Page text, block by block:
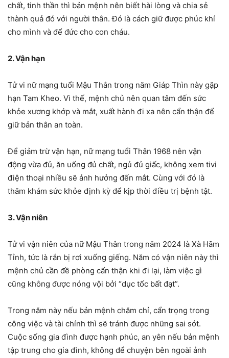
chất, tinh thần thì bản mệnh nên biết hài lòng và chia sẻ
thành quả đó với người thân. Đó là cách giữ được phúc khí
cho mình và để đức cho con cháu.
2. Vận hạn
Tử vi nữ mạng tuổi Mậu Thân trong năm Giáp Thìn này gặp
hạn Tam Kheo. Vì thế, mệnh chủ nên quan tâm đến sức
khỏe xương khớp và mắt, xuất hành đi xa nên cẩn thận để
giữ bản thân an toàn.
Để giảm trừ vận hạn, nữ mạng tuổi Thân 1968 nên vận
động vừa đủ, ăn uống đủ chất, ngủ đủ giấc, không xem tivi
điện thoại nhiều sẽ ảnh hưởng đến mắt. Cùng với đó là
thăm khám sức khỏe định kỳ để kịp thời điều trị bệnh tật.
3. Vận niên
Tử vi vận niên của nữ Mậu Thân trong năm 2024 là Xà Hãm
Tỉnh, tức là rắn bị rơi xuống giếng. Năm có vận niên này thì
mệnh chủ cần đề phòng cẩn thận khi đi lại, làm việc gì
cũng không được nóng vội bởi “dục tốc bất đạt”.
Trong năm này nếu bản mệnh chăm chỉ, cẩn trọng trong
công việc và tài chính thì sẽ tránh được những sai sót.
Cuộc sống gia đình được hạnh phúc, an yên nếu bản mệnh
tập trung cho gia đình, không để chuyện bên ngoài ảnh